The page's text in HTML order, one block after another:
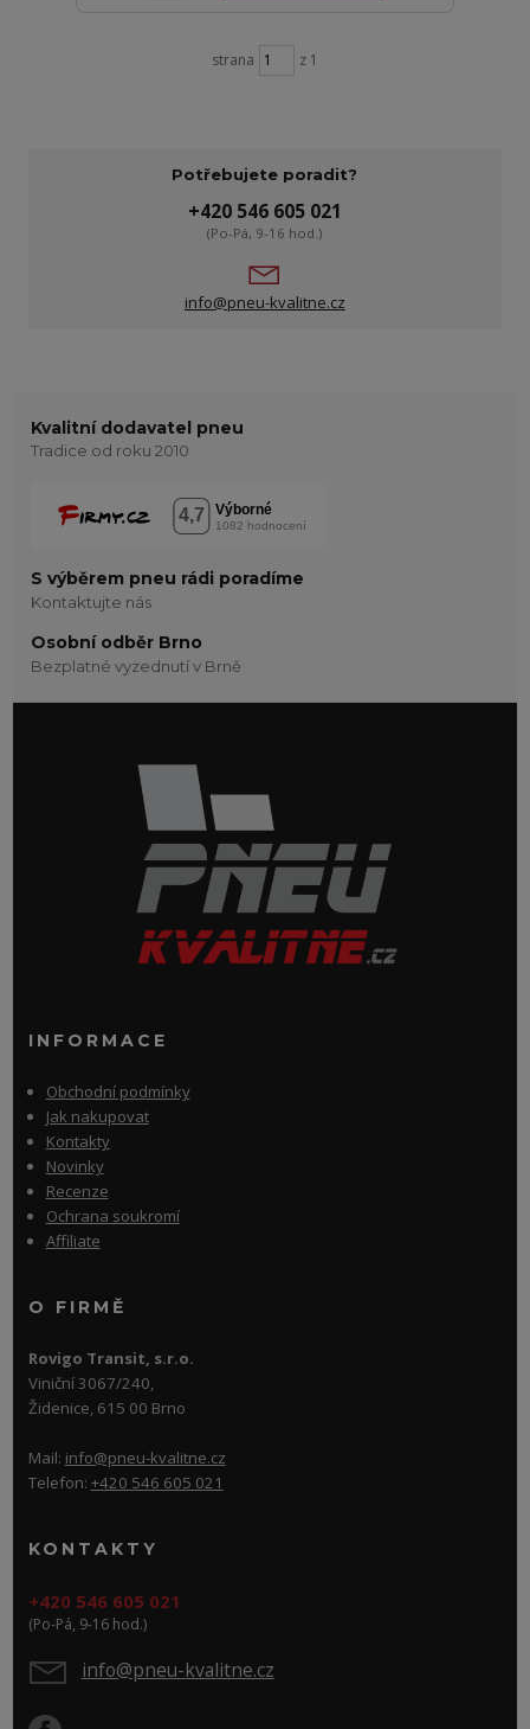
strana z 1
Potřebujete poradit?
+420 546 605 021
(Po-Pá, 9-16 hod.)
info@pneu-kvalitne.cz
Kvalitní dodavatel pneu
Tradice od roku 2010
S výběrem pneu rádi poradíme
Kontaktujte nás
Osobní odběr Brno
Bezplatné vyzednutí v Brně
INFORMACE
Obchodní podmínky
Jak nakupovat
Kontakty
Novinky
Recenze
Ochrana soukromí
Affiliate
O FIRMĚ
Rovigo Transit, s.r.o.
Viniční 3067/240,
Židenice, 615 00 Brno
Mail: info@pneu-kvalitne.cz
Telefon: +420 546 605 021
KONTAKTY
+420 546 605 021
(Po-Pá, 9-16 hod.)
info@pneu-kvalitne.cz